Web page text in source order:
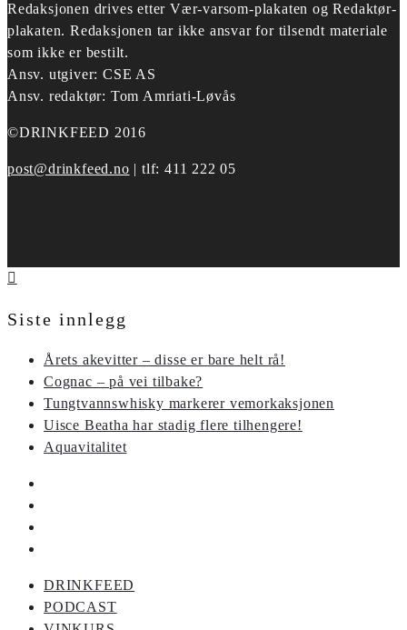
Redaksjonen drives etter Vær-varsom-plakaten og Redaktør-
plakaten. Redaksjonen tar ikke ansvar for tilsendt materiale
som ikke er bestilt.
Ansv. utgiver: CSE AS
Ansv. redaktør: Tom Amriati-Løvås
©DRINKFEED 2016
post@drinkfeed.no | tlf: 411 222 05
Siste innlegg
Årets akevitter – disse er bare helt rå!
Cognac – på vei tilbake?
Tungtvannswhisky markerer vemorkaksjonen
Uisce Beatha har stadig flere tilhengere!
Aquavitalitet
DRINKFEED
PODCAST